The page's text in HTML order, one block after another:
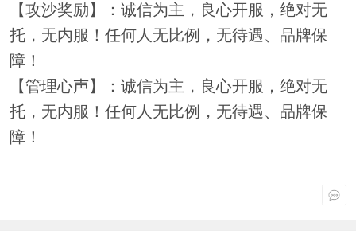
【攻沙奖励】：诚信为主，良心开服，绝对无
托，无内服！任何人无比例，无待遇、品牌保
障！
【管理心声】：诚信为主，良心开服，绝对无
托，无内服！任何人无比例，无待遇、品牌保
障！